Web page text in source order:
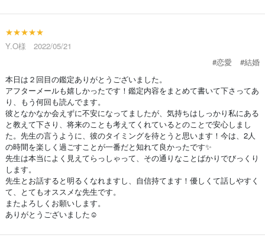
★★★★★
Y.O様 2022/05/21
#恋愛
#結婚
本日は２回目の鑑定ありがとうございました。
アフターメールも嬉しかったです！鑑定内容をまとめて書いて下さってあ
り、もう何回も読んでます。
彼となかなか会えずに不安になってましたが、気持ちはしっかり私にある
と教えて下さり、将来のことも考えてくれているとのことで安心しまし
た。先生の言うように、彼のタイミングを待とうと思います！今は、2人
の時間を楽しく過ごすことが一番だと知れて良かったです✨
先生は本当によく見えてらっしゃって、その通りなことばかりでびっくり
します。
先生とお話すると明るくなれますし、自信持てます！優しくて話しやすく
て、とてもオススメな先生です。
またよろしくお願いします。
ありがとうございました☺